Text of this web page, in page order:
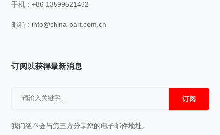
手机：+86 13599521462
邮箱： info@china-part.com.cn
订阅以获得最新消息
订阅
我们绝不会与第三方分享您的电子邮件地址。